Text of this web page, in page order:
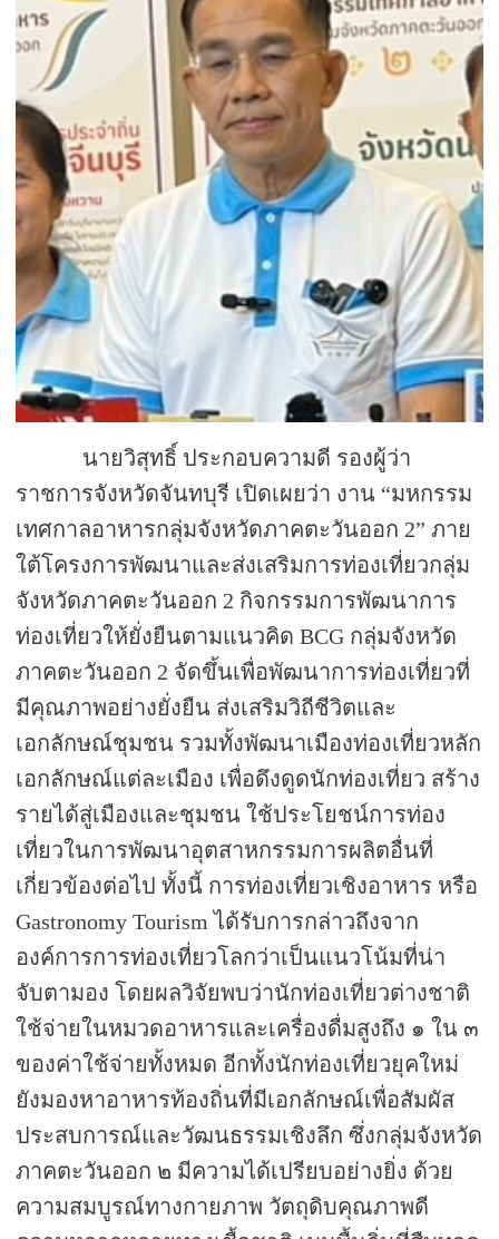
นายวิสุทธิ์ ประกอบความดี รองผู้ว่า
ราชการจังหวัดจันทบุรี เปิดเผยว่า งาน “มหกรรม
เทศกาลอาหารกลุ่มจังหวัดภาคตะวันออก 2” ภาย
ใต้โครงการพัฒนาและส่งเสริมการท่องเที่ยวกลุ่ม
จังหวัดภาคตะวันออก 2 กิจกรรมการพัฒนาการ
ท่องเที่ยวให้ยั่งยืนตามแนวคิดBCG กลุ่มจังหวัด
ภาคตะวันออก 2 จัดขึ้นเพื่อพัฒนาการท่องเที่ยวที่
มีคุณภาพอย่างยั่งยืน ส่งเสริมวิถีชีวิตและ
เอกลักษณ์ชุมชน รวมทั้งพัฒนาเมืองท่องเที่ยวหลัก
เอกลักษณ์แต่ละเมือง เพื่อดึงดูดนักท่องเที่ยว สร้าง
รายได้สู่เมืองและชุมชน ใช้ประโยชน์การท่อง
เที่ยวในการพัฒนาอุตสาหกรรมการผลิตอื่นที่
เกี่ยวข้องต่อไป ทั้งนี้ การท่องเที่ยวเชิงอาหาร หรือ
Gastronomy Tourismได้รับการกล่าวถึงจาก
องค์การการท่องเที่ยวโลกว่าเป็นแนวโน้มที่น่า
จับตามอง โดยผลวิจัยพบว่านักท่องเที่ยวต่างชาติ
ใช้จ่ายในหมวดอาหารและเครื่องดื่มสูงถึง ๑ ใน ๓
ของค่าใช้จ่ายทั้งหมด อีกทั้งนักท่องเที่ยวยุคใหม่
ยังมองหาอาหารท้องถิ่นที่มีเอกลักษณ์เพื่อสัมผัส
ประสบการณ์และวัฒนธรรมเชิงลึก ซึ่งกลุ่มจังหวัด
ภาคตะวันออก ๒ มีความได้เปรียบอย่างยิ่ง ด้วย
ความสมบูรณ์ทางกายภาพ วัตถุดิบคุณภาพดี